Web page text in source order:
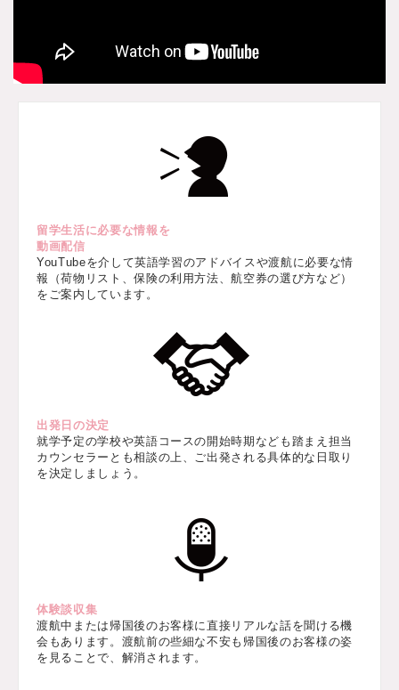
留学生活に必要な情報を
動画配信
YouTubeを介して英語学習のアドバイスや渡航に必要な情
報（荷物リスト、保険の利用方法、航空券の選び方など）
をご案内しています。
出発日の決定
就学予定の学校や英語コースの開始時期なども踏まえ担当
カウンセラーとも相談の上、ご出発される具体的な日取り
を決定しましょう。
体験談収集
渡航中または帰国後のお客様に直接リアルな話を聞ける機
会もあります。渡航前の些細な不安も帰国後のお客様の姿
を見ることで、解消されます。